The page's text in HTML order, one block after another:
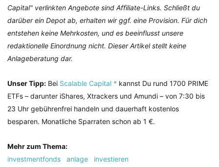
Capital" verlinkten Angebote sind Affiliate-Links. Schließt du
darüber ein Depot ab, erhalten wir ggf. eine Provision. Für dich
entstehen keine Mehrkosten, und es beeinflusst unsere
redaktionelle Einordnung nicht. Dieser Artikel stellt keine
Anlageberatung dar.
Unser Tipp: Bei Scalable Capital * kannst Du rund 1700 PRIME
ETFs – darunter iShares, Xtrackers und Amundi – von 7:30 bis
23 Uhr gebührenfrei handeln und dauerhaft kostenlos
besparen. Monatliche Sparraten schon ab 1 €.
Mehr zum Thema:
investmentfonds
anlage investieren